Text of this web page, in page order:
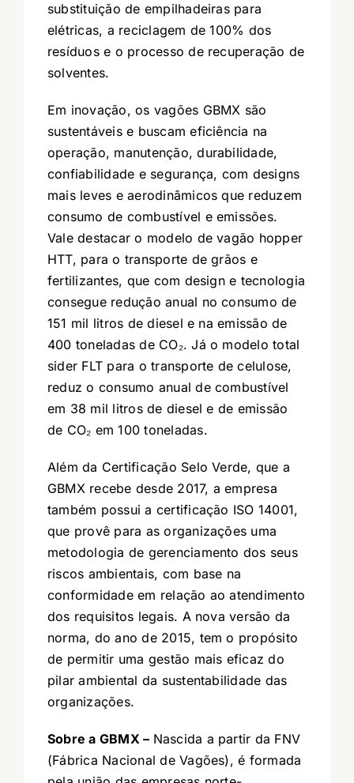
substituição de empilhadeiras para
elétricas, a reciclagem de 100% dos
resíduos e o processo de recuperação de
solventes.
Em inovação, os vagões GBMX são
sustentáveis e buscam eficiência na
operação, manutenção, durabilidade,
confiabilidade e segurança, com designs
mais leves e aerodinâmicos que reduzem
consumo de combustível e emissões.
Vale destacar o modelo de vagão hopper
HTT, para o transporte de grãos e
fertilizantes, que com design e tecnologia
consegue redução anual no consumo de
151 mil litros de diesel e na emissão de
400 toneladas de CO₂. Já o modelo total
sider FLT para o transporte de celulose,
reduz o consumo anual de combustível
em 38 mil litros de diesel e de emissão
de CO₂ em 100 toneladas.
Além da Certificação Selo Verde, que a
GBMX recebe desde 2017, a empresa
também possui a certificação ISO 14001,
que provê para as organizações uma
metodologia de gerenciamento dos seus
riscos ambientais, com base na
conformidade em relação ao atendimento
dos requisitos legais. A nova versão da
norma, do ano de 2015, tem o propósito
de permitir uma gestão mais eficaz do
pilar ambiental da sustentabilidade das
organizações.
Sobre a GBMX – Nascida a partir da FNV
(Fábrica Nacional de Vagões), é formada